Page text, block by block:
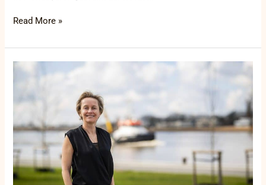
Read More »
Minister
Ridder,
red
of
zeg
eerlijk
dat
de